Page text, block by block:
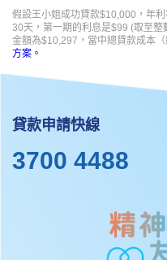
假設王小姐成功貸款$10,000，年
30天，第一期的利息是$99 (取至
金額為$10,297，當中總貸款成本
方案。
貸款申請快線
3700 4488